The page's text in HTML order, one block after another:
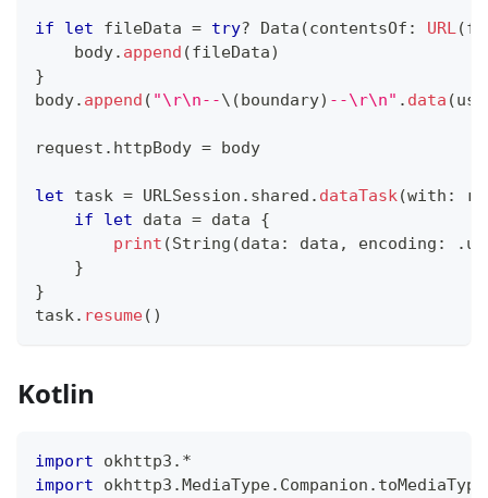
if let fileData = try? Data (contentsOf : URL(
    body
. append (fileData)
}
body. append ( "\r\n--\(boundary) --\r\n" . data (
request . httpBody = body
let task = URLSession . shared . dataTask(with :
if
let data = data {
print (String (data : data , encoding : .
}
}
task. resume( )
Kotlin
import okhttp3 . *
import okhttp3 .MediaType. Companion .